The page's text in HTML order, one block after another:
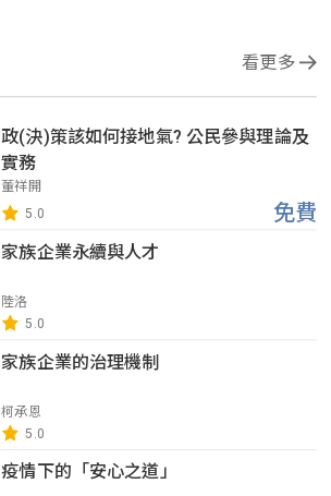
看更多
政(決)策該如何接地氣? 公民參與理論及
實務
董祥開
5.0
免費
家族企業永續與人才
陸洛
5.0
家族企業的治理機制
柯承恩
5.0
疫情下的「安心之道」